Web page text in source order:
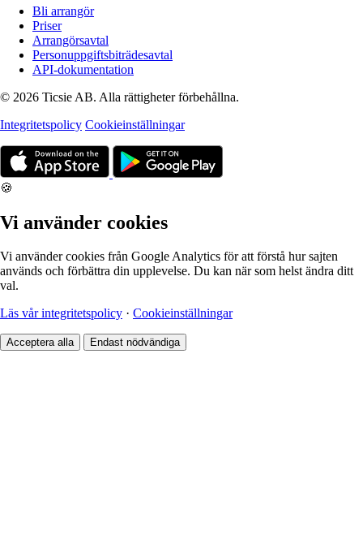
Bli arrangör
Priser
Arrangörsavtal
Personuppgiftsbiträdesavtal
API-dokumentation
© 2026 Ticsie AB. Alla rättigheter förbehållna.
Integritetspolicy Cookieinställningar
🍪
Vi använder cookies
Vi använder cookies från Google Analytics för att förstå hur sajten
används och förbättra din upplevelse. Du kan när som helst ändra ditt
val.
Läs vår integritetspolicy · Cookieinställningar
Acceptera alla Endast nödvändiga